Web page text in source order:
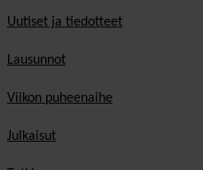
Uutiset ja tiedotteet
Lausunnot
Viikon puheenaihe
Julkaisut